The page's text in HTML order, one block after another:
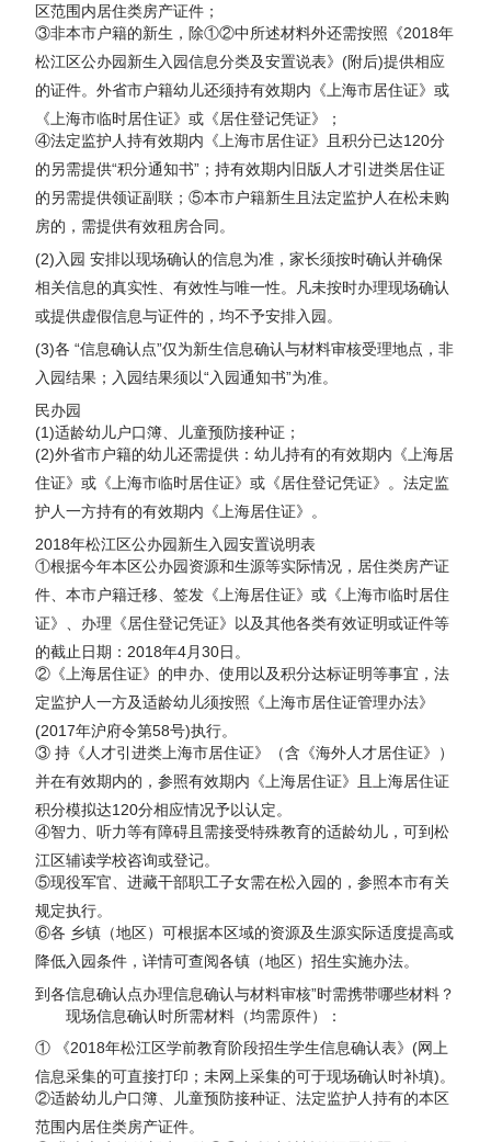
区范围内居住类房产证件；
③非本市户籍的新生，除①②中所述材料外还需按照《2018年
松江区公办园新生入园信息分类及安置说表》(附后)提供相应
的证件。外省市户籍幼儿还须持有效期内《上海市居住证》或
《上海市临时居住证》或《居住登记凭证》；
④法定监护人持有效期内《上海市居住证》且积分已达120分
的另需提供“积分通知书”；持有效期内旧版人才引进类居住证
的另需提供领证副联；⑤本市户籍新生且法定监护人在松未购
房的，需提供有效租房合同。
(2)入园 安排以现场确认的信息为准，家长须按时确认并确保
相关信息的真实性、有效性与唯一性。凡未按时办理现场确认
或提供虚假信息与证件的，均不予安排入园。
(3)各 “信息确认点”仅为新生信息确认与材料审核受理地点，非
入园结果；入园结果须以“入园通知书”为准。
民办园
(1)适龄幼儿户口簿、儿童预防接种证；
(2)外省市户籍的幼儿还需提供：幼儿持有的有效期内《上海居
住证》或《上海市临时居住证》或《居住登记凭证》。法定监
护人一方持有的有效期内《上海居住证》。
2018年松江区公办园新生入园安置说明表
①根据今年本区公办园资源和生源等实际情况，居住类房产证
件、本市户籍迁移、签发《上海居住证》或《上海市临时居住
证》、办理《居住登记凭证》以及其他各类有效证明或证件等
的截止日期：2018年4月30日。
②《上海居住证》的申办、使用以及积分达标证明等事宜，法
定监护人一方及适龄幼儿须按照《上海市居住证管理办法》
(2017年沪府令第58号)执行。
③ 持《人才引进类上海市居住证》（含《海外人才居住证》）
并在有效期内的，参照有效期内《上海居住证》且上海居住证
积分模拟达120分相应情况予以认定。
④智力、听力等有障碍且需接受特殊教育的适龄幼儿，可到松
江区辅读学校咨询或登记。
⑤现役军官、进藏干部职工子女需在松入园的，参照本市有关
规定执行。
⑥各 乡镇（地区）可根据本区域的资源及生源实际适度提高或
降低入园条件，详情可查阅各镇（地区）招生实施办法。
到各信息确认点办理信息确认与材料审核”时需携带哪些材料？
现场信息确认时所需材料（均需原件）：
① 《2018年松江区学前教育阶段招生学生信息确认表》(网上
信息采集的可直接打印；未网上采集的可于现场确认时补填)。
②适龄幼儿户口簿、儿童预防接种证、法定监护人持有的本区
范围内居住类房产证件。